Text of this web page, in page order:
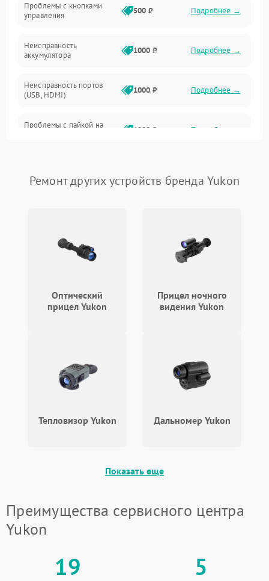
Механические повреждения
Проблемы с кнопками
управления
500 ₽ Подробнее →
Неисправность
аккумулятора
1000 ₽ Подробнее →
Неисправность портов
(USB, HDMI)
1000 ₽ Подробнее →
Проблемы с пайкой на
1000 ₽ Подробнее →
процессора
Неисправность Wi-
Fi/Bluetooth модуля
Подробнее →
изображения
Неисправность системы
стабилизации
Подробнее →
500 ₽
Ремонт других устройств бренда Yukon
Оптический
прицел Yukon
Прицел ночного
видения Yukon
Тепловизор Yukon Дальномер Yukon
Показать еще
Преимущества сервисного центра
Yukon
19 5